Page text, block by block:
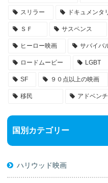
スリラー ドキュメンタ
ＳＦ サスペンス
ヒーロー映画 サバイバ
ロードムービー LGBT
SF ９０点以上の映画
移民 アドベン
国別カテゴリー
ハリウッド映画